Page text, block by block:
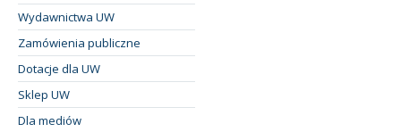
Wydawnictwa UW
Zamówienia publiczne
Dotacje dla UW
Sklep UW
Dla mediów